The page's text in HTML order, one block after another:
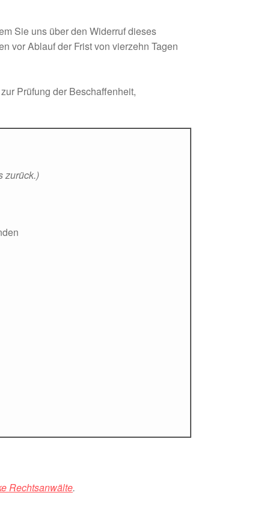
Sie uns über den Widerruf dieses
vor Ablauf der Frist von vierzehn Tagen
Prüfung der Beschaffenheit,
zurück.)
Rechtsanwälte.